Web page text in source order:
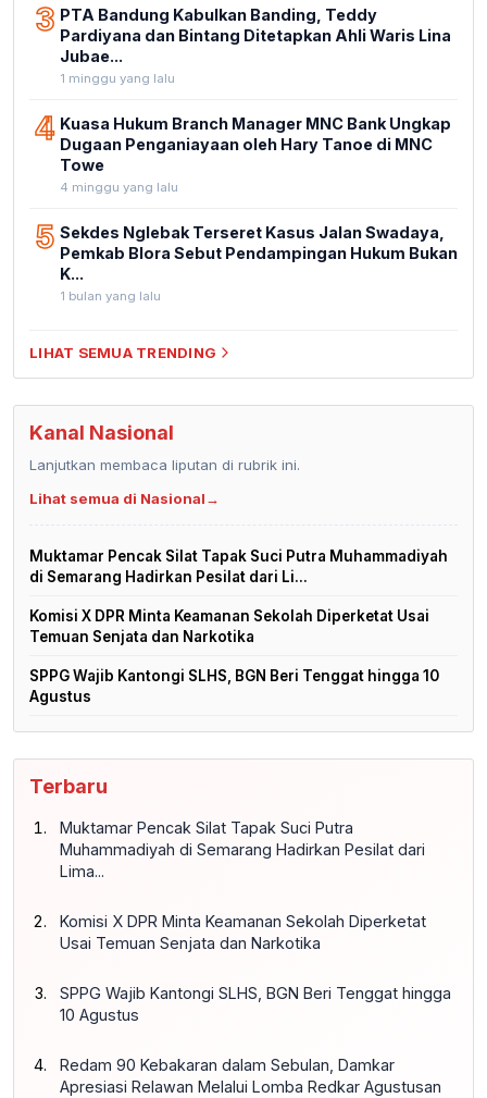
3 PTA Bandung Kabulkan Banding, Teddy
Pardiyana dan Bintang Ditetapkan Ahli Waris Lina
Jubae...
1 minggu yang lalu
4 Kuasa Hukum Branch Manager MNC Bank Ungkap
Dugaan Penganiayaan oleh Hary Tanoe di MNC
Towe
4 minggu yang lalu
5 Sekdes Nglebak Terseret Kasus Jalan Swadaya,
Pemkab Blora Sebut Pendampingan Hukum Bukan
K...
1 bulan yang lalu
LIHAT SEMUA TRENDING
Kanal Nasional
Lanjutkan membaca liputan di rubrik ini.
Lihat semua di Nasional→
Muktamar Pencak Silat Tapak Suci Putra Muhammadiyah
di Semarang Hadirkan Pesilat dari Li...
Komisi X DPR Minta Keamanan Sekolah Diperketat Usai
Temuan Senjata dan Narkotika
SPPG Wajib Kantongi SLHS, BGN Beri Tenggat hingga 10
Agustus
Terbaru
Muktamar Pencak Silat Tapak Suci Putra
Muhammadiyah di Semarang Hadirkan Pesilat dari
Lima...
Komisi X DPR Minta Keamanan Sekolah Diperketat
Usai Temuan Senjata dan Narkotika
SPPG Wajib Kantongi SLHS, BGN Beri Tenggat hingga
10 Agustus
Redam 90 Kebakaran dalam Sebulan, Damkar
Apresiasi Relawan Melalui Lomba Redkar Agustusan